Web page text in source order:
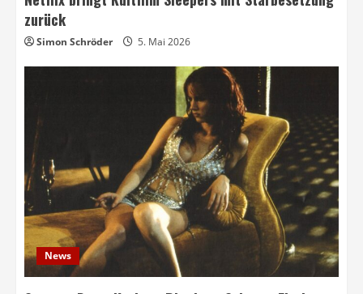
zurück
Simon Schröder 5. Mai 2026
News